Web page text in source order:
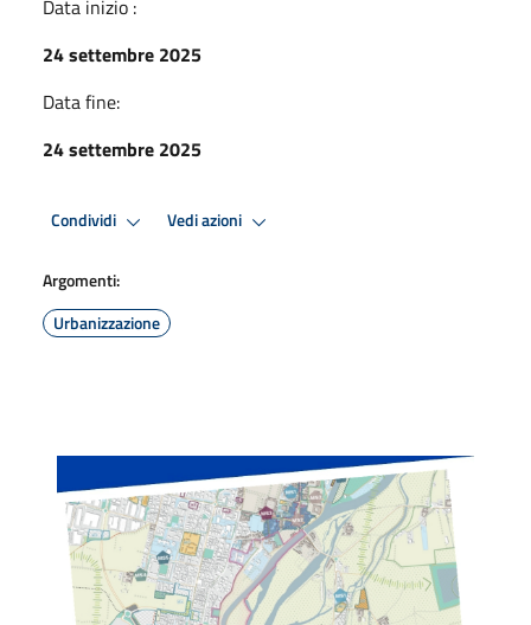
Data inizio :
24 settembre 2025
Data fine:
24 settembre 2025
Condividi Vedi azioni
Argomenti:
Urbanizzazione